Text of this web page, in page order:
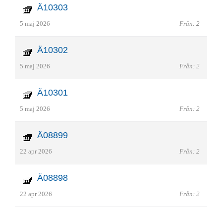
Ä10303
5 maj 2026 Från: 2
Ä10302
5 maj 2026 Från: 2
Ä10301
5 maj 2026 Från: 2
Ä08899
22 apr 2026 Från: 2
Ä08898
22 apr 2026 Från: 2